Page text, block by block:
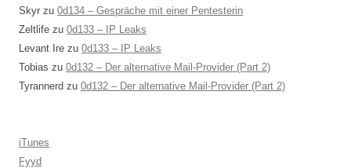
Skyr zu 0d134 – Gespräche mit einer Pentesterin
Zeltlife zu 0d133 – IP Leaks
Levant Ire zu 0d133 – IP Leaks
Tobias zu 0d132 – Der alternative Mail-Provider (Part 2)
Tyrannerd zu 0d132 – Der alternative Mail-Provider (Part 2)
iTunes
Fyyd